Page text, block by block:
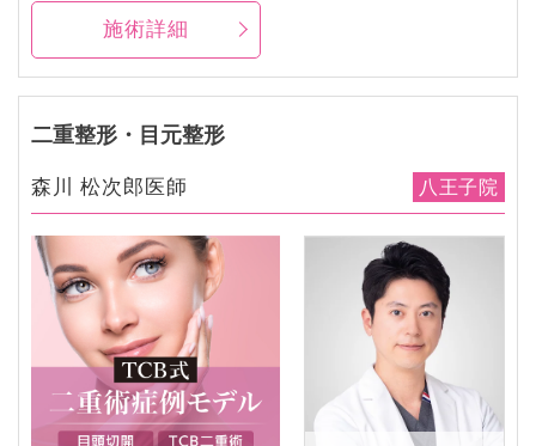
施術詳細
二重整形・目元整形
森川 松次郎医師 八王子院